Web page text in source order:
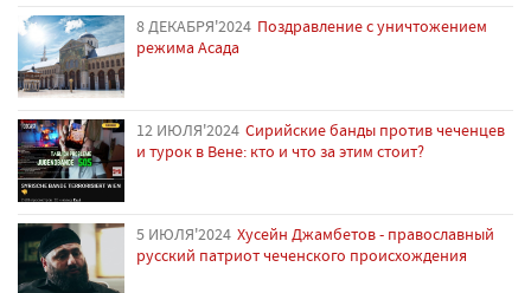
8 ДЕКАБРЯ'2024 Поздравление с уничтожением
режима Асада
12 ИЮЛЯ'2024 Сирийские банды против чеченцев
и турок в Вене: кто и что за этим стоит?
5 ИЮЛЯ'2024 Хусейн Джамбетов - православный
русский патриот чеченского происхождения